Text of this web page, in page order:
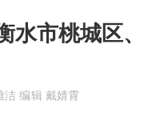
水市桃城区
洁 编辑 戴婧霄